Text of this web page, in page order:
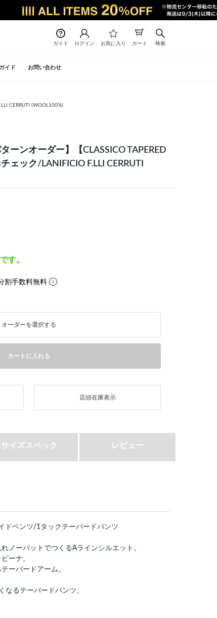
ガイド ログイン お気に入り カート 検索
イド お問い合わせ
CERRUTI (WOOL100%)
ーンオーダー】【CLASSICO TAPERED
ック/LANIFICIO F.LLI CERRUTI
す。
割手数料無料
オーダーを選択する
カートに入れる
店頭在庫表示
サイズスペック レビュー
ドベンツ/1タックテーパードパンツ
ノーパットでつくるAラインシルエット。
ーナ。
ーパードアーム。
なるテーパードパンツ。